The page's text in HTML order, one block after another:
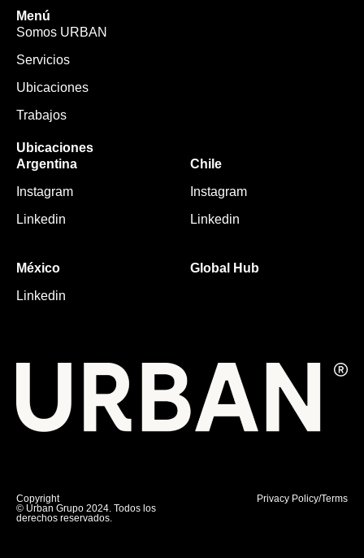
Menú
Somos URBAN
Servicios
Ubicaciones
Trabajos
Ubicaciones
Argentina
Instagram
Linkedin
Chile
Instagram
Linkedin
México
Linkedin
Global Hub
Copyright
© Urban Grupo 2024. Todos los
derechos reservados.
Privacy Policy/Terms